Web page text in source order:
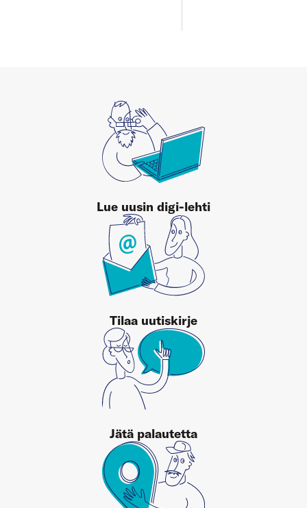
Lue uusin digi-lehti
Tilaa uutiskirje
Jätä palautetta